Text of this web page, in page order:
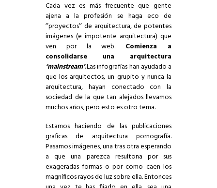
Cada vez es más frecuente que gente
ajena a la profesión se haga eco de
‘’proyectos’’ de arquitectura, de potentes
imágenes (e impotente arquitectura) que
ven por la web. Comienza a
consolidarse una arquitectura
‘mainstream’.Las infografías han ayudado a
que los arquitectos, un grupito y nunca la
arquitectura, hayan conectado con la
sociedad de la que tan alejados llevamos
muchos años, pero esto es otro tema.
Estamos haciendo de las publicaciones
graficas de arquitectura pornografía.
Pasamos imágenes, una tras otra esperando
a que una parezca resultona por sus
exageradas formas o por como caen los
magníficos rayos de luz sobre ella. Entonces